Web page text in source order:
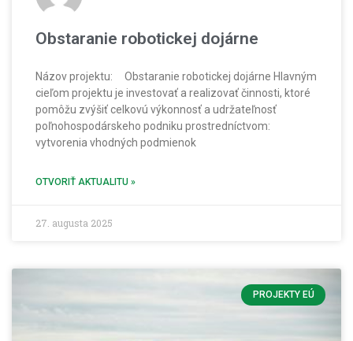
Obstaranie robotickej dojárne
Názov projektu: Obstaranie robotickej dojárne Hlavným
cieľom projektu je investovať a realizovať činnosti, ktoré
pomôžu zvýšiť celkovú výkonnosť a udržateľnosť
poľnohospodárskeho podniku prostredníctvom:
vytvorenia vhodných podmienok
OTVORIŤ AKTUALITU »
27. augusta 2025
PROJEKTY EÚ